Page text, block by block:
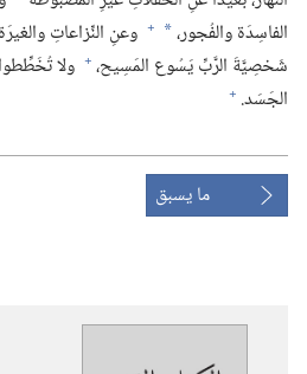
الفاسِدَة والفُجور،‏*
+ وعنِ النِّزاعاتِ
شَخصِيَّةَ الرَّبِّ يَسُوع المَسِيح،‏ + ولا
الجَسَد.‏ +
ما يسبق